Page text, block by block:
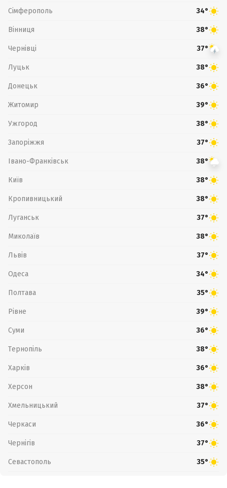
Сімферополь 34°
Вінниця 38°
Чернівці 37°
Луцьк 38°
Донецьк 36°
Житомир 39°
Ужгород 38°
Запоріжжя 37°
Івано-Франківськ 38°
Київ 38°
Кропивницький 38°
Луганськ 37°
Миколаїв 38°
Львів 37°
Одеса 34°
Полтава 35°
Рівне 39°
Суми 36°
Тернопіль 38°
Харків 36°
Херсон 38°
Хмельницький 37°
Черкаси 36°
Чернігів 37°
Севастополь 35°